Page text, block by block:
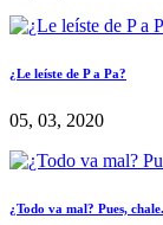
¿Le leíste de P a Pa?
05, 03, 2020
¿Todo va mal? Pues, chale.